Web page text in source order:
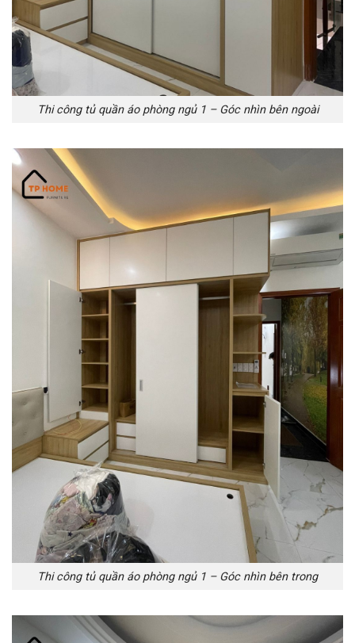
Thi công tủ quần áo phòng ngủ 1 – Góc nhìn bên ngoài
Thi công tủ quần áo phòng ngủ 1 – Góc nhìn bên trong